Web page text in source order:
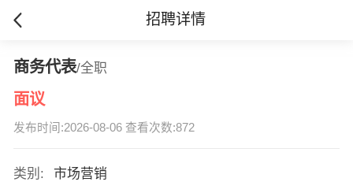
招聘详情
商务代表/全职
面议
发布时间:2026-08-06 查看次数:872
类别:
市场营销